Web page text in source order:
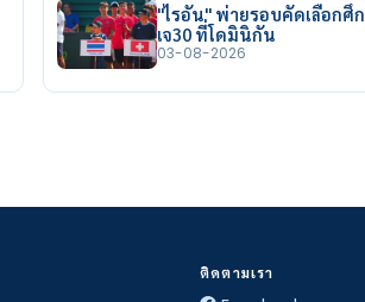
"ไรอัน" พ่ายรอบคัดเลือกศึก
เจ30 ที่โดมินิกัน
03-08-2026
ติดตามเรา